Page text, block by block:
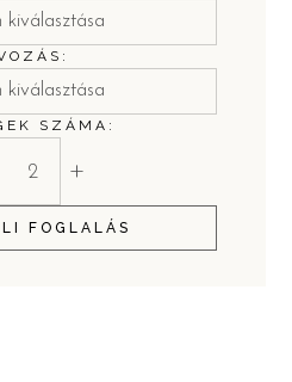
SZÁMA:
+
FOGLALÁS